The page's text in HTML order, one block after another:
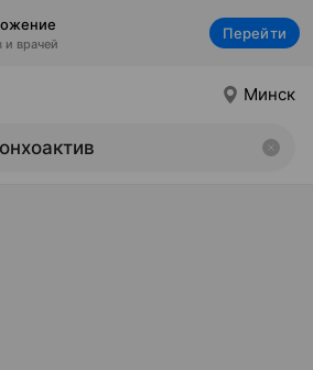
и врачей
Перейти
Минск